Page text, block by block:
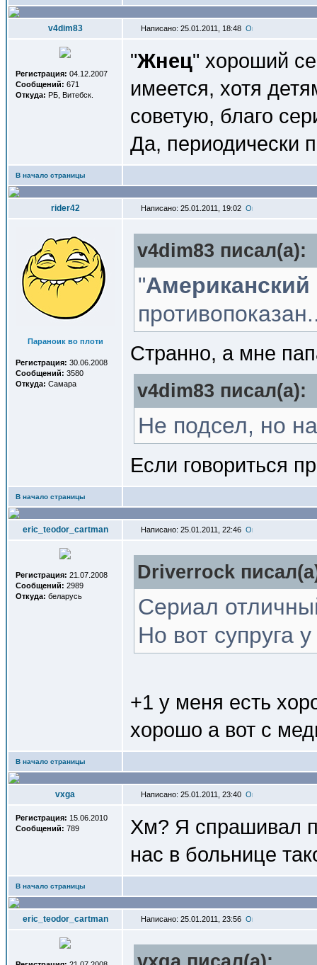
v4dim83 Написано: 25.01.2011, 18:48
Регистрация: 04.12.2007
Сообщений: 671
Откуда: РБ, Витебск.
"Жнец" хороший
имеется, хотя
советую, благо
Да, периодически
В начало страницы
rider42 Написано: 25.01.2011, 19:02
Параноик во плоти
Регистрация: 30.06.2008
Сообщений: 3580
Откуда: Самара
v4dim83 писал(a):
"
Странно, а мне
v4dim83 писал(a):
Не подсел, но
Если говориться
В начало страницы
eric_teodor_cartman Написано: 25.01.2011, 22:46
Регистрация: 21.07.2008
Сообщений: 2989
Откуда: беларусь
Driverrock
Сериал
Но вот супруга
+1 у меня есть
хорошо а вот с
В начало страницы
vxga Написано: 25.01.2011, 23:40
Регистрация: 15.06.2010
Сообщений: 789
Хм? Я спрашивал
нас в больнице
В начало страницы
eric_teodor_cartman Написано: 25.01.2011, 23:56